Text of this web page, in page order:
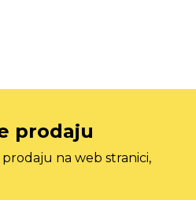
prodaju
na web stranici,